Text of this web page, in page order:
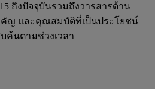
ถึงปัจจุบันรวมถึงวารสารด้าน
คัญ และคุณสมบัติที่เป็นประโยชน์
ค้นตามช่วงเวลา